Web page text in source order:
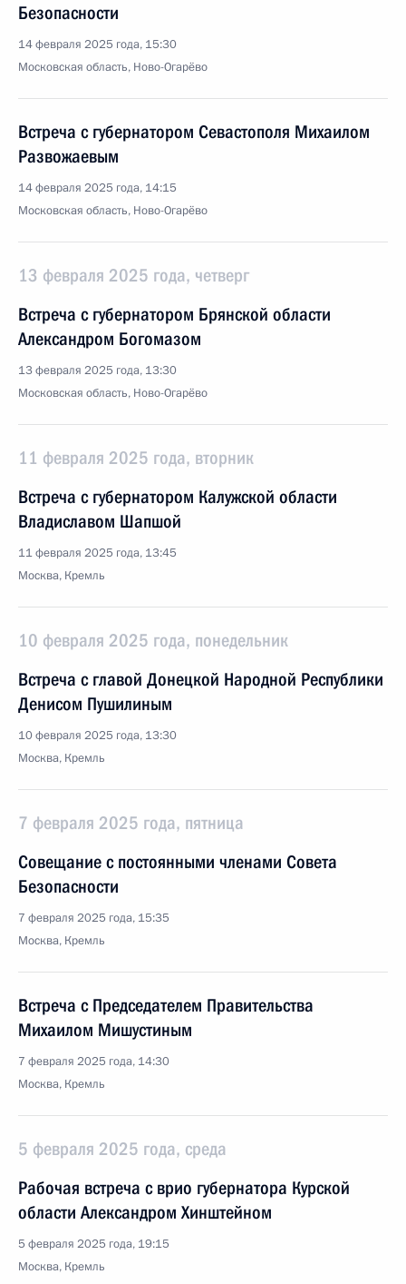
Безопасности
14 февраля 2025 года, 15:30
Московская область, Ново-Огарёво
Встреча с губернатором Севастополя Михаилом
Развожаевым
14 февраля 2025 года, 14:15
Московская область, Ново-Огарёво
13 февраля 2025 года, четверг
Встреча с губернатором Брянской области
Александром Богомазом
13 февраля 2025 года, 13:30
Московская область, Ново-Огарёво
11 февраля 2025 года, вторник
Встреча с губернатором Калужской области
Владиславом Шапшой
11 февраля 2025 года, 13:45
Москва, Кремль
10 февраля 2025 года, понедельник
Встреча с главой Донецкой Народной Республики
Денисом Пушилиным
10 февраля 2025 года, 13:30
Москва, Кремль
7 февраля 2025 года, пятница
Совещание с постоянными членами Совета
Безопасности
7 февраля 2025 года, 15:35
Москва, Кремль
Встреча с Председателем Правительства
Михаилом Мишустиным
7 февраля 2025 года, 14:30
Москва, Кремль
5 февраля 2025 года, среда
Рабочая встреча с врио губернатора Курской
области Александром Хинштейном
5 февраля 2025 года, 19:15
Москва, Кремль